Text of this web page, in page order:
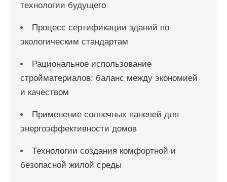
технологии будущего
Процесс сертификации зданий по
экологическим стандартам
Рациональное использование
стройматериалов: баланс между экономией
и качеством
Применение солнечных панелей для
энергоэффективности домов
Технологии создания комфортной и
безопасной жилой среды